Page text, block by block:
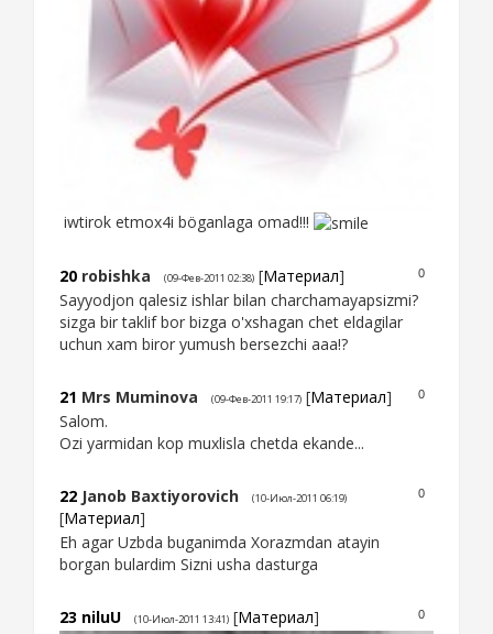
iwtirok etmox4i böganlaga omad!!!
0
20 robishka (09-Фев-2011 02:38) [Материал]
Sayyodjon qalesiz ishlar bilan charchamayapsizmi?
sizga bir taklif bor bizga o'xshagan chet eldagilar
uchun xam biror yumush bersezchi aaa!?
0
21 Mrs Muminova (09-Фев-2011 19:17) [Материал]
Salom.
Ozi yarmidan kop muxlisla chetda ekande...
0
22 Janob Baxtiyorovich (10-Июл-2011 06:19)
[Материал]
Eh agar Uzbda buganimda Xorazmdan atayin
borgan bulardim Sizni usha dasturga
0
23 niluU (10-Июл-2011 13:41) [Материал]